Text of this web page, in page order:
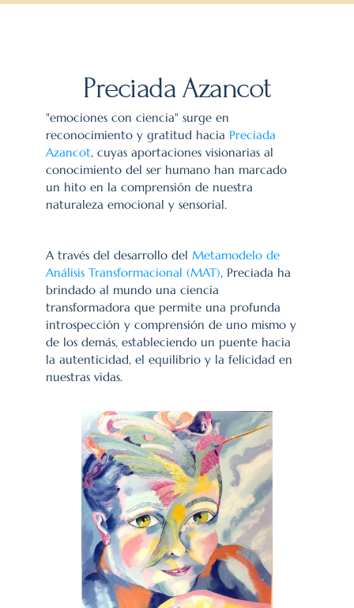
Preciada Azancot
"emociones con ciencia" surge en
reconocimiento y gratitud hacia Preciada
Azancot, cuyas aportaciones visionarias al
conocimiento del ser humano han marcado
un hito en la comprensión de nuestra
naturaleza emocional y sensorial.
A través del desarrollo del Metamodelo de
Análisis Transformacional (MAT), Preciada ha
brindado al mundo una ciencia
transformadora que permite una profunda
introspección y comprensión de uno mismo y
de los demás, estableciendo un puente hacia
la autenticidad, el equilibrio y la felicidad en
nuestras vidas.